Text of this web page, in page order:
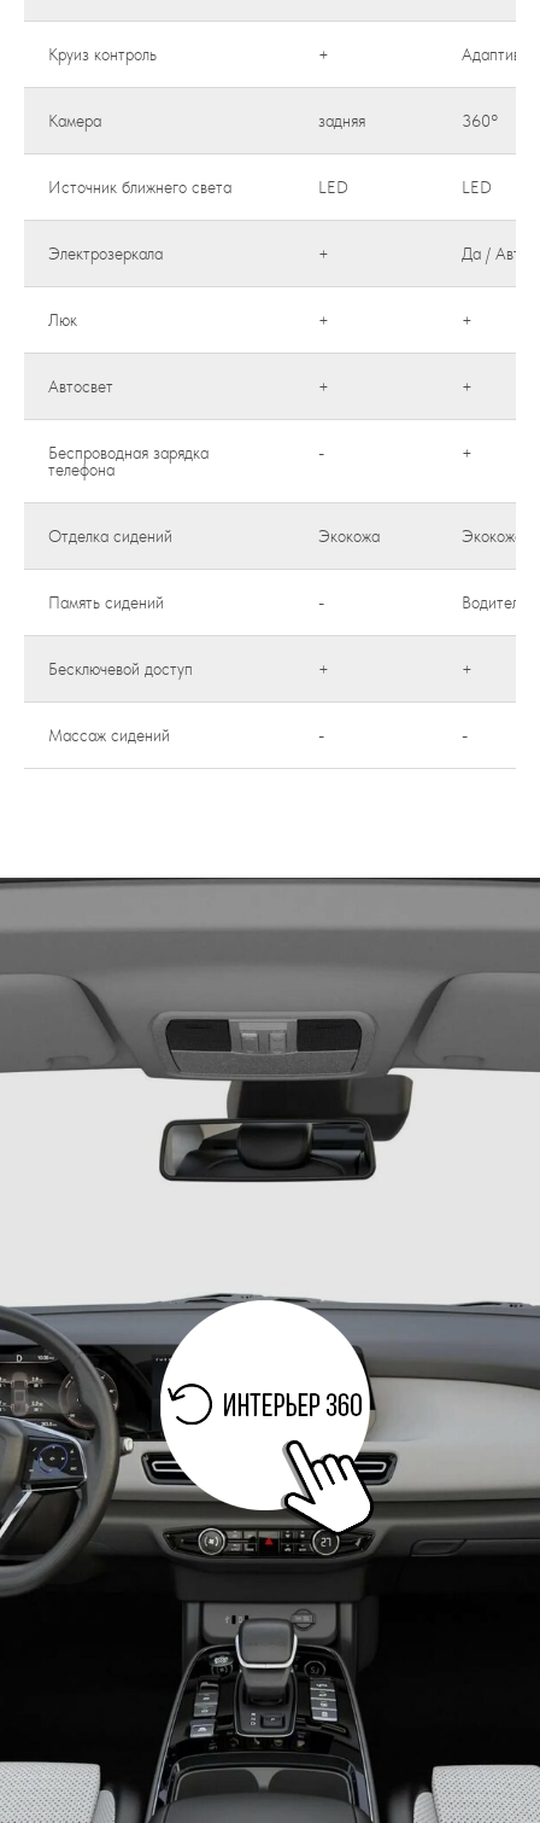
Круиз контроль +
Камера задняя 360°
Источник ближнего света LED LED
Электрозеркала + Да /
Люк + +
Автосвет + +
Беспроводная зарядка
телефона
- +
Отделка сидений Экокожа Экокожа
Память сидений - Водитель
Бесключевой доступ + +
Массаж сидений - -